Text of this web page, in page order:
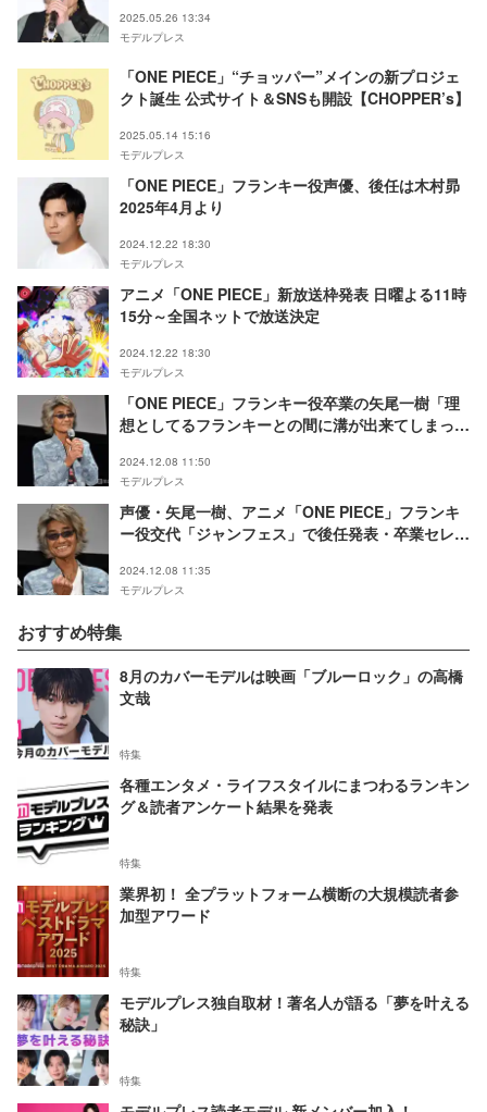
2025.05.26 13:34
モデルプレス
「ONE PIECE」“チョッパー”メインの新プロジェ
クト誕生 公式サイト＆SNSも開設【CHOPPER’s】
2025.05.14 15:16
モデルプレス
「ONE PIECE」フランキー役声優、後任は木村昴
2025年4月より
2024.12.22 18:30
モデルプレス
アニメ「ONE PIECE」新放送枠発表 日曜よる11時
15分～全国ネットで放送決定
2024.12.22 18:30
モデルプレス
「ONE PIECE」フランキー役卒業の矢尾一樹「理
想としてるフランキーとの間に溝が出来てしまっ
2024.12.08 11:50
モデルプレス
声優・矢尾一樹、アニメ「ONE PIECE」フランキ
ー役交代「ジャンフェス」で後任発表・卒業セレモ
2024.12.08 11:35
モデルプレス
おすすめ特集
8月のカバーモデルは映画「ブルーロック」の高橋
文哉
特集
各種エンタメ・ライフスタイルにまつわるランキン
グ＆読者アンケート結果を発表
特集
業界初！ 全プラットフォーム横断の大規模読者参
加型アワード
特集
モデルプレス独自取材！著名人が語る「夢を叶える
秘訣」
特集